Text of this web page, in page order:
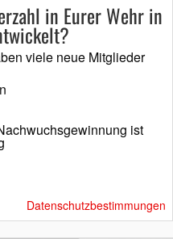
in Eurer Wehr in
viele neue Mitglieder
ist
Datenschutzbestimmungen